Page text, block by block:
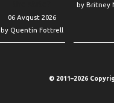
06 Avqust 2026
by Quentin Fottrell
by Britney
© 2011–2026